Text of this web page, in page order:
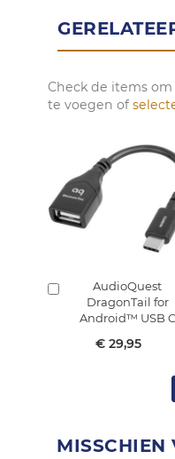
Check de items
te voegen of
AudioQuest
DragonTail for
Android™ USB C
€ 29,95
winkelmandje
MISSCHIEN